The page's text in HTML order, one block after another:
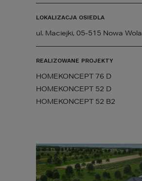
LOKALIZACJA OSIEDLA
ul. Maciejki, 05-515 Nowa Wola
REALIZOWANE PROJEKTY
HOMEKONCEPT 76 D
HOMEKONCEPT 52 D
HOMEKONCEPT 52 B2